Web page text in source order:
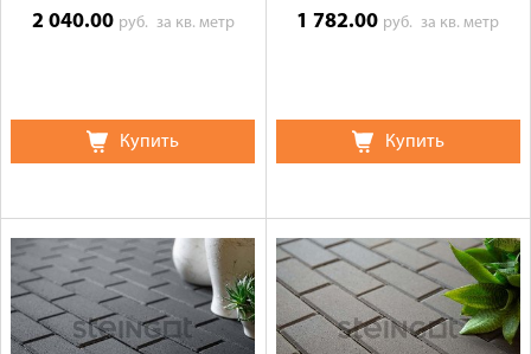
2 040.00 руб. за кв. метр
Купить
1 782.00 руб.за кв. метр
Купить